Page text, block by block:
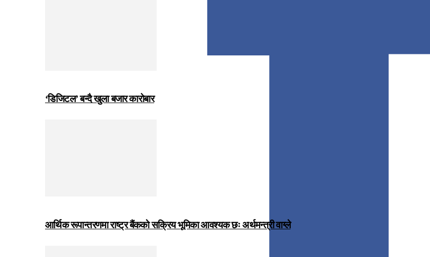
‘डिजिटल’ बन्दै खुला बजार कारोबार
आर्थिक रूपान्तरणमा राष्ट्र बैंकको सक्रिय भूमिका आवश्यक छः अर्थमन्त्री वाग्ले